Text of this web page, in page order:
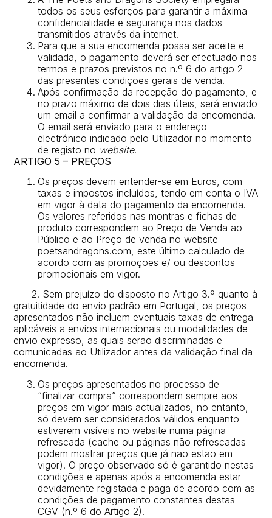
todos os seus esforços para garantir a máxima
confidencialidade e segurança nos dados
transmitidos através da internet.
Para que a sua encomenda possa ser aceite e
validada, o pagamento deverá ser efectuado nos
termos e prazos previstos no n.º 6 do artigo 2
das presentes condições gerais de venda.
Após confirmação da recepção do pagamento, e
no prazo máximo de dois dias úteis, será enviado
um email a confirmar a validação da encomenda.
O email será enviado para o endereço
electrónico indicado pelo Utilizador no momento
de registo no website.
ARTIGO 5 – PREÇOS
Os preços devem entender-se em Euros, com
taxas e impostos incluídos, tendo em conta o IVA
em vigor à data do pagamento da encomenda.
Os valores referidos nas montras e fichas de
produto correspondem ao Preço de Venda ao
Público e ao Preço de venda no website
poetsandragons.com, este último calculado de
acordo com as promoções e/ ou descontos
promocionais em vigor.
2. Sem prejuízo do disposto no Artigo 3.º quanto à
gratuitidade do envio padrão em Portugal, os preços
apresentados não incluem eventuais taxas de entrega
aplicáveis a envios internacionais ou modalidades de
envio expresso, as quais serão discriminadas e
comunicadas ao Utilizador antes da validação final da
encomenda.
Os preços apresentados no processo de
“finalizar compra” correspondem sempre aos
preços em vigor mais actualizados,no entanto,
só devem ser considerados válidos enquanto
estiverem visíveis no website numa página
refrescada (cache ou páginas não refrescadas
podem mostrar preços que já não estão em
vigor). O preço observado só é garantido nestas
condições e apenas após a encomenda estar
devidamente registada e paga de acordo com as
condições de pagamento constantes destas
CGV (n.º 6 do Artigo 2).